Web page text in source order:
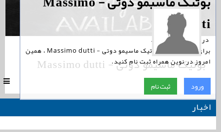
dutti
‏ در نوین همراه است.
برای پیگیری اخبار بوتیک ماسیمو دوتی - Massimo dutti ، همین
امروز در نوین همراه ثبت نام کنید.
ورود ثبت نام
بوتیک ماسیمو دوتی - Massimo dutti
|
اخبار